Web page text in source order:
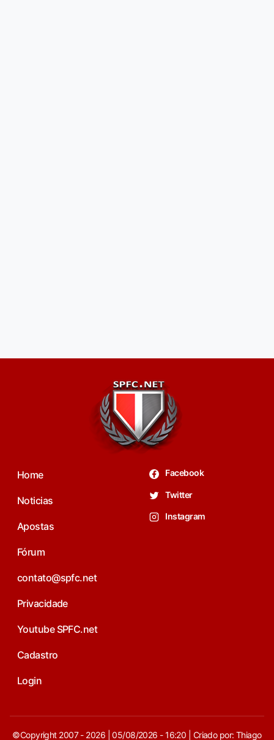
Home
Noticias
Apostas
Fórum
contato@spfc.net
Privacidade
Youtube SPFC.net
Cadastro
Login
Facebook
Twitter
Instagram
©Copyright 2007 - 2026 | 05/08/2026 - 16:20 | Criado por: Thiago